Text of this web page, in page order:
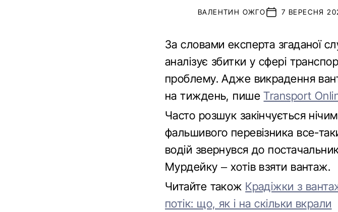
ВАЛЕНТИН ОЖГО 7 ВЕРЕСНЯ
За словами експерта згаданої
аналізує збитки у сфері
проблему. Адже викрадення
на тиждень, пишеTransport
Часто розшук закінчується
фальшивого перевізника все-
водій звернувся до
Мурдейку – хотів взяти вантаж.
Читайте також Крадіжки з
потік: що, як і на скільки вкрали